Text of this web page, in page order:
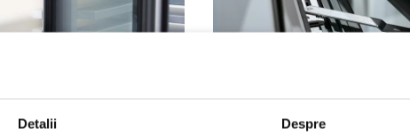
Detalii Despre